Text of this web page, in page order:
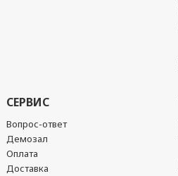
СЕРВИС
Вопрос-ответ
Демозал
Оплата
Доставка